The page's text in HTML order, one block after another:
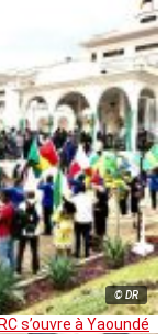
© DR
s’ouvre à Yaoundé